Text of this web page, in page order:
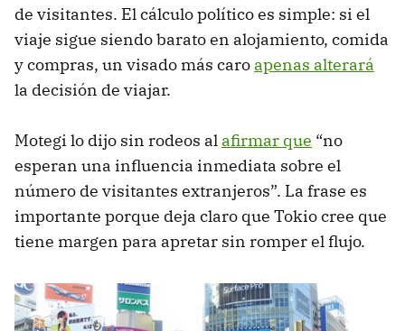
de visitantes. El cálculo político es simple: si el
viaje sigue siendo barato en alojamiento, comida
y compras, un visado más caro apenas alterará
la decisión de viajar.
Motegi lo dijo sin rodeos al afirmar que “no
esperan una influencia inmediata sobre el
número de visitantes extranjeros”. La frase es
importante porque deja claro que Tokio cree que
tiene margen para apretar sin romper el flujo.